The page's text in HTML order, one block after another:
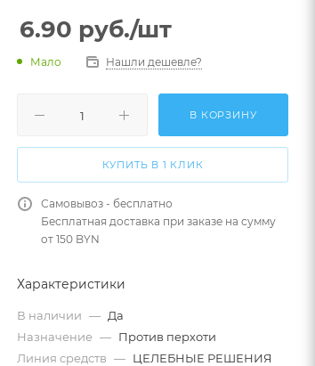
6.90 руб./шт
Мало Нашли дешевле?
В КОРЗИНУ
КУПИТЬ В 1 КЛИК
Самовывоз - бесплатно
Бесплатная доставка при заказе на сумму
от 150 BYN
Характеристики
В наличии — Да
Назначение — Против перхоти
Линия средств — ЦЕЛЕБНЫЕ РЕШЕНИЯ